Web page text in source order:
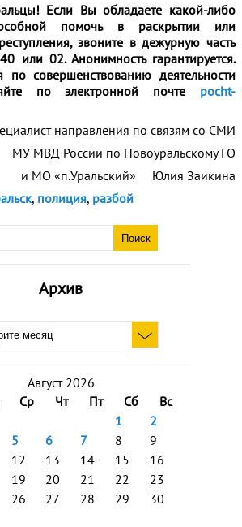
Архив
Август 2026
Ср Чт Пт Сб
Вс
1
2
5 6 7 8
9
12 13 14 15
16
19 20 21 22
23
26 27 28 29
30
Если Вы обладаете какой-либо
помочь в раскрытии или
звоните в дежурную часть
или 02. Анонимность гарантируется.
совершенствованию деятельности
по электронной почте pocht-
направления по связям со СМИ
МУ МВД России по Новоуральскому ГО
и МО «п.Уральский» Юлия Заикина
, полиция, разбой